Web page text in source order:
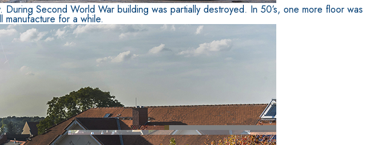
Second World War building was partially destroyed. In 50’s, one more floor was
manufacture for a while.